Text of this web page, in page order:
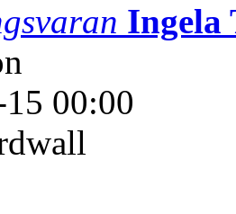
Ingela
00:00